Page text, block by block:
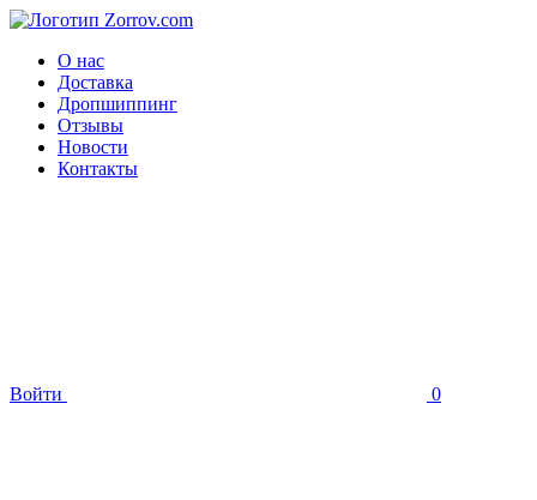
О нас
Доставка
Дропшиппинг
Отзывы
Новости
Контакты
Войти 0